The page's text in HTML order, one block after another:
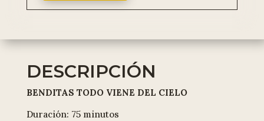
DESCRIPCIÓN
BENDITAS TODO VIENE DEL CIELO
Duración: 75 minutos